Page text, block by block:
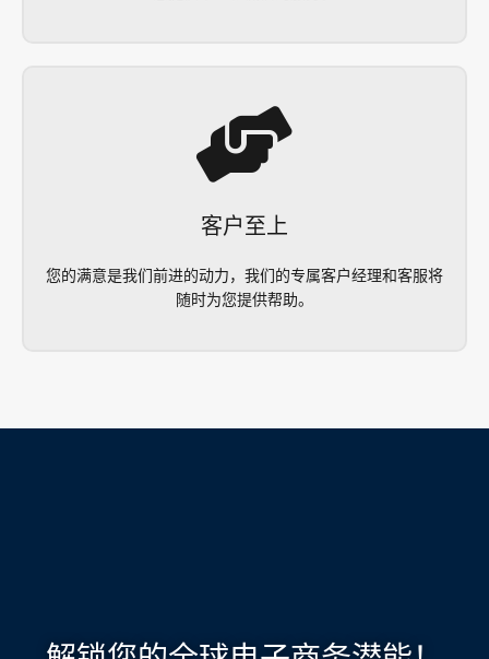
客户至上
您的满意是我们前进的动力，我们的专属客户经理和客服将
随时为您提供帮助。